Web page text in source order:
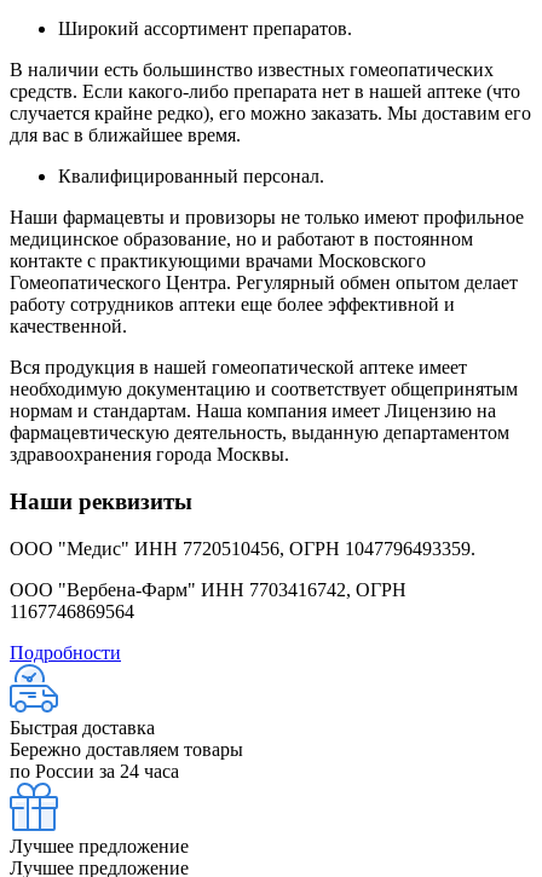
Широкий ассортимент препаратов.
В наличии есть большинство известных гомеопатических
средств. Если какого-либо препарата нет в нашей аптеке (что
случается крайне редко), его можно заказать. Мы доставим его
для вас в ближайшее время.
Квалифицированный персонал.
Наши фармацевты и провизоры не только имеют профильное
медицинское образование, но и работают в постоянном
контакте с практикующими врачами Московского
Гомеопатического Центра. Регулярный обмен опытом делает
работу сотрудников аптеки еще более эффективной и
качественной.
Вся продукция в нашей гомеопатической аптеке имеет
необходимую документацию и соответствует общепринятым
нормам и стандартам. Наша компания имеет Лицензию на
фармацевтическую деятельность, выданную департаментом
здравоохранения города Москвы.
Наши реквизиты
ООО "Медис" ИНН 7720510456, ОГРН 1047796493359.
ООО "Вербена-Фарм" ИНН 7703416742, ОГРН
1167746869564
Подробности
Быстрая доставка
Бережно доставляем товары
по России за 24 часа
Лучшее предложение
Лучшее предложение